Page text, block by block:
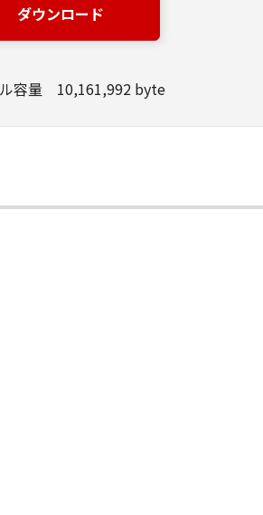
正、改変、リバース・エンジニアリ
ソフトウエア」に関する知的財産権
は、その内容によりキヤノンまたは
れている記憶媒体（以下「メディア
理的な欠陥が発見された場合には、
れます。キヤノン、キヤノンの関連
の適合性の保証を含め、いかなる保
売店は、「許諾ソフトウエア」の
ダウンロード
容量 10,161,992 byte